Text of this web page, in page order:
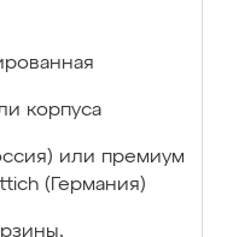
корпуса
или премиум
(Германия)